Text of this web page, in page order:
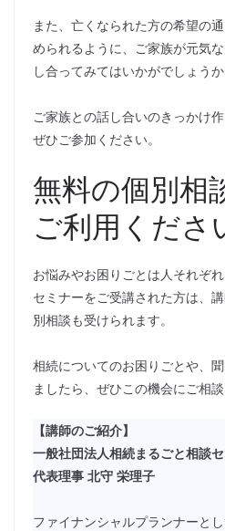
また、亡くなられた方の希望の
められるように、ご家族が元気
し合ってみてはいかがでしょうか
ご家族との話し合いのきっかけ
ぜひご参加ください。
無料の個別相
ご利用くださ
お悩みやお困りごとは人それぞれ
セミナーをご受講された方は、
別相談も受けられます。
相続についてのお困りごとや、
ましたら、ぜひこの機会にご相談
【講師のご紹介】
一般社団法人相続まるごと相談
代表理事 北守 栄理子
ファイナンシャルプランナーと